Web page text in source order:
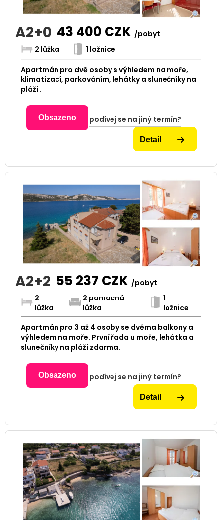
A2+0 43 400 CZK /pobyt
2 lůžka
1 ložnice
Apartmán pro dvě osoby s výhledem na moře,
klimatizací, parkováním, lehátky a slunečníky na
pláži .
Obsazeno podívej se na jiný termín?
Detail
A2+2 55 237 CZK /pobyt
2
lůžka
2 pomocná
lůžka
1
ložnice
Apartmán pro 3 až 4 osoby se dvěma balkony a
výhledem na moře. První řada u moře, lehátka a
slunečníky na pláži zdarma.
Obsazeno podívej se na jiný termín?
Detail